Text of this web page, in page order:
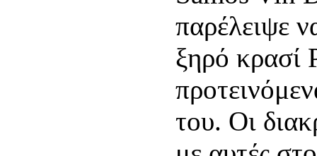
παρέλειψε
ξηρό κρασί
του. Οι